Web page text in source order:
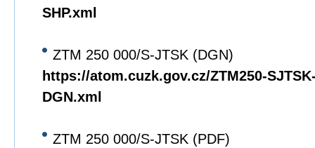
SHP.xml
ZTM 250 000/S-JTSK (DGN)
https://atom.cuzk.gov.cz/ZTM250-
DGN.xml
ZTM 250 000/S-JTSK (PDF)